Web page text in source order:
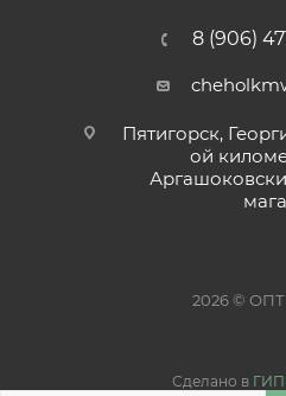
8 (906)
Пятигорск,
ой
2026 ©
Сделано в